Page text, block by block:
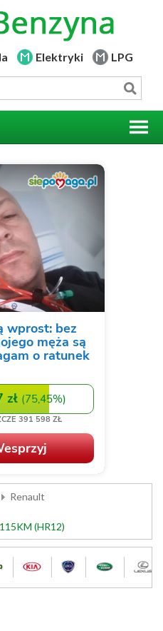
Elektryki LPG
Renault
(HR12)